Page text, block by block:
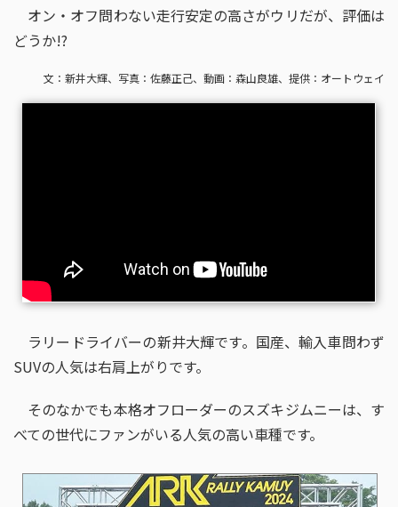
第4回
ジムニーにピッタリ!
第3回
第1回
初めてのオートウェイに大満足!!
オン・オフ問わない走行安定の高さがウリだが、評価は
どうか!?
文：新井大輝、写真：佐藤正己、動画：森山良雄、提供：オートウェイ
ラリードライバーの新井大輝です。国産、輸入車問わず
SUVの人気は右肩上がりです。
そのなかでも本格オフローダーのスズキジムニーは、す
べての世代にファンがいる人気の高い車種です。